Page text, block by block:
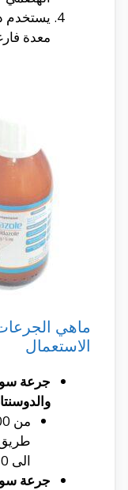
يستخدم
معدة
ماهي
الاستعمال
جرعة
الى 10 ايام مع مراعاه السن
جرعة